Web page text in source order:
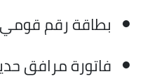
بطاقة رقم قومي
فاتورة مرافق